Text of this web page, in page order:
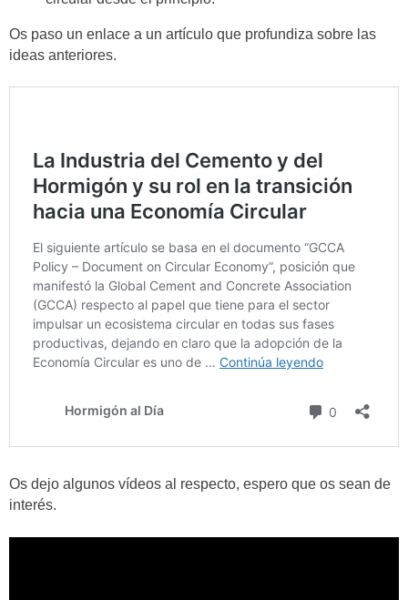
Os paso un enlace a un artículo que profundiza sobre las
ideas anteriores.
Os dejo algunos vídeos al respecto, espero que os sean de
interés.